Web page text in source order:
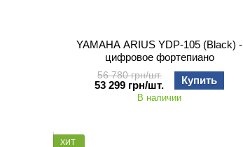
YAMAHA ARIUS YDP-105 (Black) -
цифровое фортепиано
56 780 грн/шт.
53 299 грн/шт. Купить
В наличии
ХИТ